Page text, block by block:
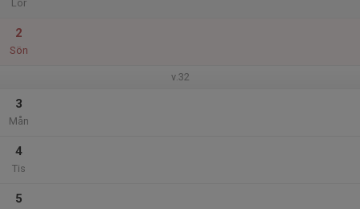
Lör
2
Sön
v.32
3
Mån
4
Tis
5